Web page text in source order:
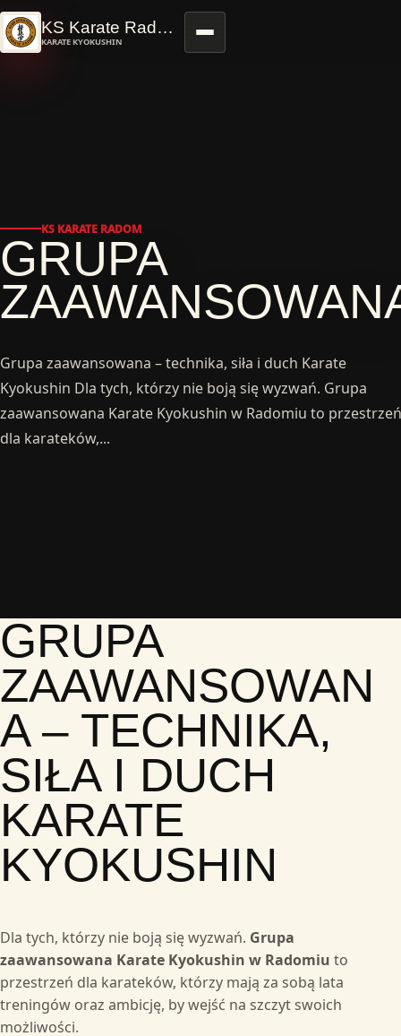
Przejdź do treści
KS Karate Radom
KARATE KYOKUSHIN
KS KARATE RADOM
GRUPA
Grupa zaawansowana – technika, siła i duch Karate
Kyokushin Dla tych, którzy nie boją się wyzwań. Grupa
zaawansowana Karate Kyokushin w Radomiu to przestrzeń
dla karateków,...
GRUPA
ZAAWANSOWAN
A – TECHNIKA,
SIŁA I DUCH
KARATE
KYOKUSHIN
Dla tych, którzy nie boją się wyzwań. Grupa
zaawansowana Karate Kyokushin w Radomiu to
przestrzeń dla karateków, którzy mają za sobą lata
treningów oraz ambicję, by wejść na szczyt swoich
możliwości.